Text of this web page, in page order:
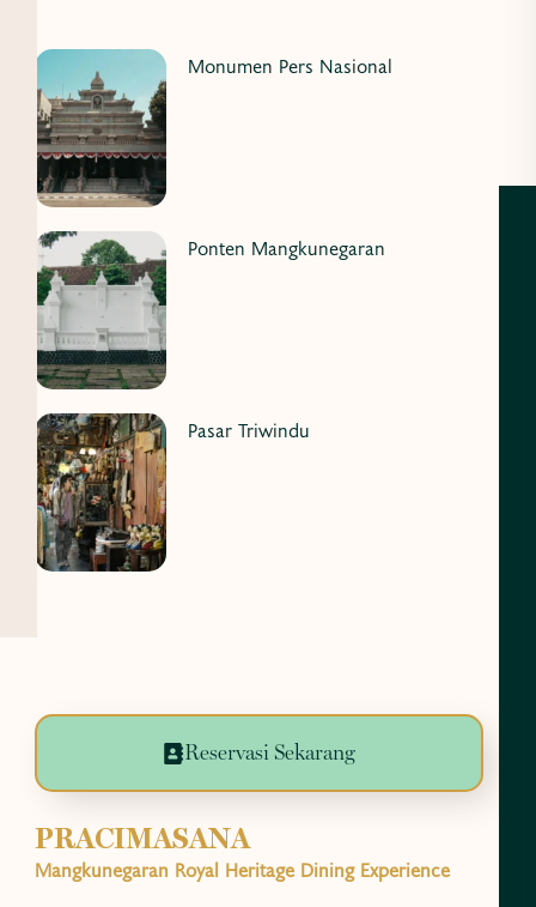
Monumen Pers Nasional
Ponten Mangkunegaran
Pasar Triwindu
Reservasi Sekarang
PRACIMASANA
Mangkunegaran Royal Heritage Dining Experience